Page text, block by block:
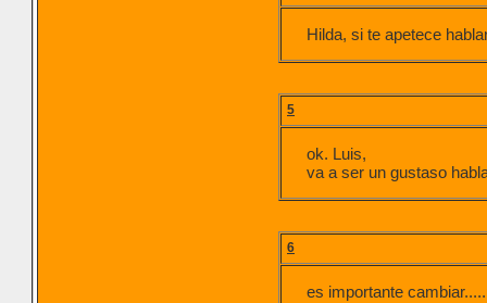
Hilda, si te apetece
5
ok. Luis,
va a ser un gustaso
6
es importante